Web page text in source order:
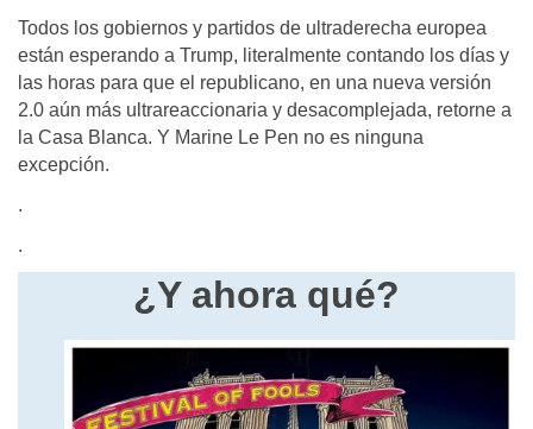
Todos los gobiernos y partidos de ultraderecha europea
están esperando a Trump, literalmente contando los días y
las horas para que el republicano, en una nueva versión
2.0 aún más ultrareaccionaria y desacomplejada, retorne a
la Casa Blanca. Y Marine Le Pen no es ninguna
excepción.
.
.
¿Y ahora qué?